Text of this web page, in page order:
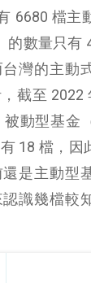
6680 檔主
的數量只有
灣的主動
截至 2022
動型基金
18 檔，因
是主動型
識幾檔較